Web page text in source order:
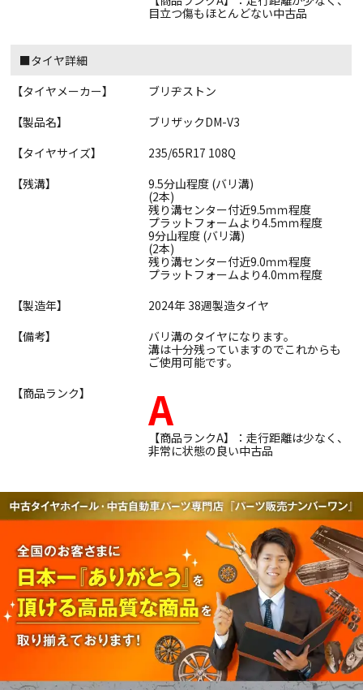
目立つ傷もほとんどない中古品
■タイヤ詳細
【タイヤメーカー】
ブリヂストン
【製品名】
ブリザックDM-V3
【タイヤサイズ】
235/65R17 108Q
【残溝】
9.5分山程度 (バリ溝)
(2本)
残り溝センター付近9.5ｍｍ程度
プラットフォームより4.5ｍｍ程度
9分山程度 (バリ溝)
(2本)
残り溝センター付近9.0ｍｍ程度
プラットフォームより4.0ｍｍ程度
【製造年】
2024年 38週製造タイヤ
【備考】
バリ溝のタイヤになります。
溝は十分残っていますのでこれからも
ご使用可能です。
【商品ランク】
A
【商品ランクA】：走行距離は少なく、
非常に状態の良い中古品